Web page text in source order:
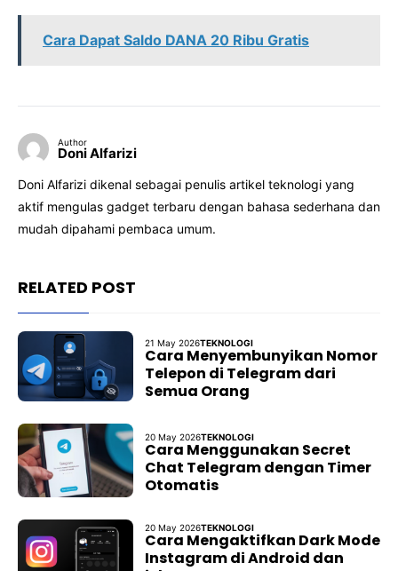
Cara Dapat Saldo DANA 20 Ribu Gratis
Author
Doni Alfarizi
Doni Alfarizi dikenal sebagai penulis artikel teknologi yang
aktif mengulas gadget terbaru dengan bahasa sederhana dan
mudah dipahami pembaca umum.
RELATED POST
21 May 2026TEKNOLOGI
Cara Menyembunyikan Nomor
Telepon di Telegram dari
Semua Orang
20 May 2026TEKNOLOGI
Cara Menggunakan Secret
Chat Telegram dengan Timer
Otomatis
20 May 2026TEKNOLOGI
Cara Mengaktifkan Dark Mode
Instagram di Android dan